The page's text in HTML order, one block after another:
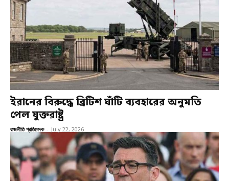
ইরানের বিরুদ্ধে ব্রিটিশ ঘাঁটি ব্যবহারের অনুমতি
পেল যুক্তরাষ্ট্র
রাজনীতি প্রতিবেদক - July 22, 2026